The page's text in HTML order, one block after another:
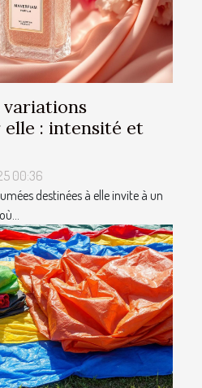
: intensité et
00:36
destinées à elle invite à un